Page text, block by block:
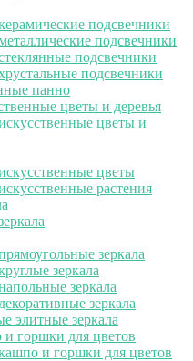
подсвечники
подсвечники
подсвечники
подсвечники
панно
цветы и деревья
цветы и
цветы
растения
зеркала
зеркала
зеркала
зеркала
элитные зеркала
горшки для цветов
и горшки для цветов